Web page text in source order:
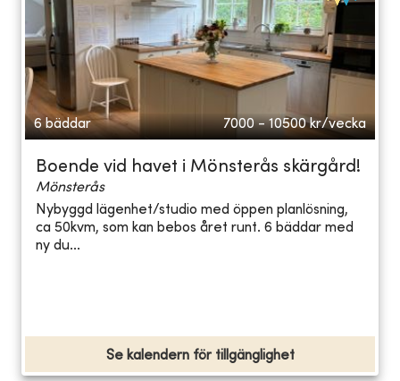
6 bäddar 7000 - 10500 kr/vecka
Boende vid havet i Mönsterås skärgård!
Mönsterås
Nybyggd lägenhet/studio med öppen planlösning,
ca 50kvm, som kan bebos året runt. 6 bäddar med
ny du...
Se kalendern för tillgänglighet